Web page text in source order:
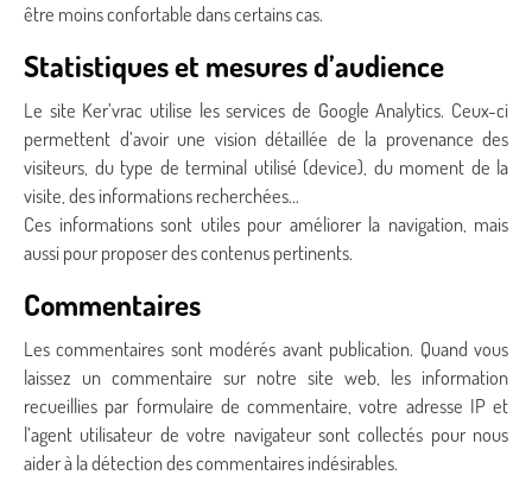
être moins confortable dans certains cas.
Statistiques et mesures d’audience
Le site Ker’vrac utilise les services de Google Analytics. Ceux-ci
permettent d’avoir une vision détaillée de la provenance des
visiteurs, du type de terminal utilisé (device), du moment de la
visite, des informations recherchées…
Ces informations sont utiles pour améliorer la navigation, mais
aussi pour proposer des contenus pertinents.
Commentaires
Les commentaires sont modérés avant publication. Quand vous
laissez un commentaire sur notre site web, les information
recueillies par formulaire de commentaire, votre adresse IP et
l’agent utilisateur de votre navigateur sont collectés pour nous
aider à la détection des commentaires indésirables.